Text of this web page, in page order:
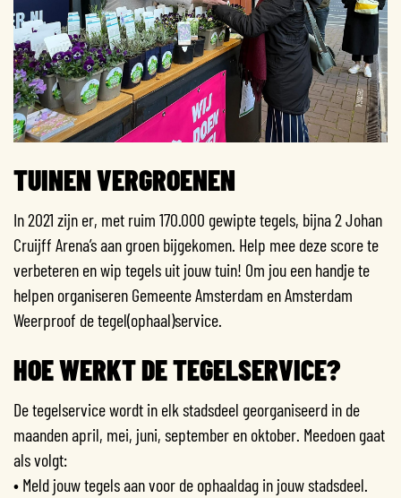
TUINEN VERGROENEN
In 2021 zijn er, met ruim 170.000 gewipte tegels, bijna 2 Johan
Cruijff Arena’s aan groen bijgekomen. Help mee deze score te
verbeteren en wip tegels uit jouw tuin! Om jou een handje te
helpen organiseren Gemeente Amsterdam en Amsterdam
Weerproof de tegel(ophaal)service.
HOE WERKT DE TEGELSERVICE?
De tegelservice wordt in elk stadsdeel georganiseerd in de
maanden april, mei, juni, september en oktober. Meedoen gaat
als volgt:
• Meld jouw tegels aan voor de ophaaldag in jouw stadsdeel.